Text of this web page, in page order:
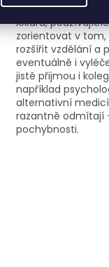
některých směrů.
lékařů,
zorientovat v
rozšířit vzdělání a
eventuálně i
jistě přijmou i
například
alternativní
razantně odmítají
pochybnosti.